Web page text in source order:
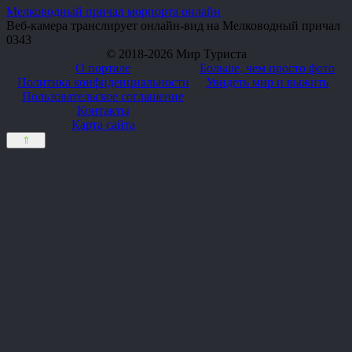
Мелководный причал морпорта онлайн
Веб-камера транслирует онлайн-вид на Мелководный причал
0343
© 2018-2026 Мир Туриста
О портале
Политика конфиденциальности
Пользовательское соглашение
Контакты
Карта сайта
Больше, чем просто фото
Увидеть мир и выжить